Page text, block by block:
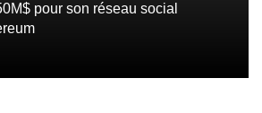
pour son réseau social